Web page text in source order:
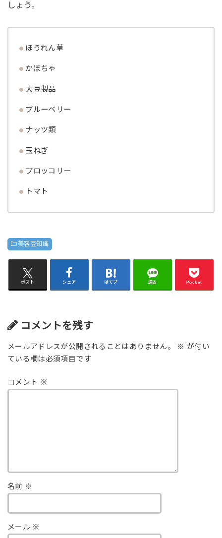
しょう。
ほうれん草
かぼちゃ
大豆製品
ブルーベリー
ナッツ類
玉ねぎ
ブロッコリー
トマト
美容豆知識
ポスト シェア はてブ 送る Pocket
コメントを残す
メールアドレスが公開されることはありません。 ※ が付い
ている欄は必須項目です
コメント ※
名前 ※
メール ※